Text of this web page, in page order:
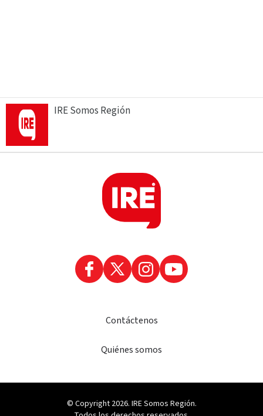
IRE Somos Región
Contáctenos
Quiénes somos
© Copyright 2026. IRE Somos Región.